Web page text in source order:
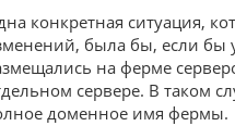
конкретная ситуация,
была бы, если бы
на ферме
сервере. В таком
доменное имя фермы.